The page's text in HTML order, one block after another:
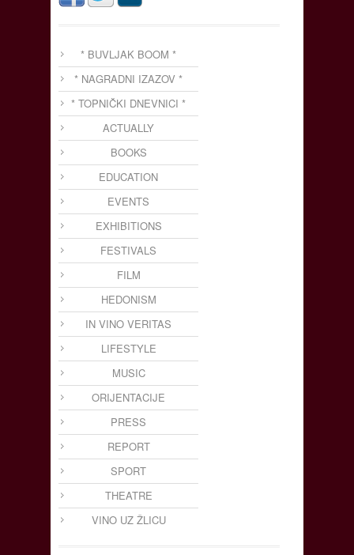
* BUVLJAK BOOM *
* NAGRADNI IZAZOV *
* TOPNIČKI DNEVNICI *
ACTUALLY
BOOKS
EDUCATION
EVENTS
EXHIBITIONS
FESTIVALS
FILM
HEDONISM
IN VINO VERITAS
LIFESTYLE
MUSIC
ORIJENTACIJE
PRESS
REPORT
SPORT
THEATRE
VINO UZ ŽLICU